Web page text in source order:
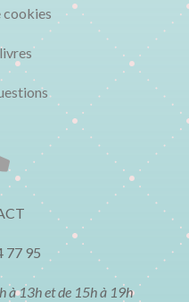
cookies
77 95
à 13h et de 15h à 19h